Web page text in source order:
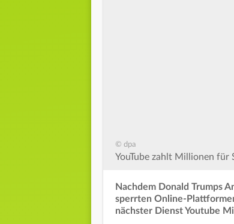
© dpa
YouTube zahlt Millionen für
Nachdem Donald Trumps
sperrten Online-
nächster Dienst Youtube